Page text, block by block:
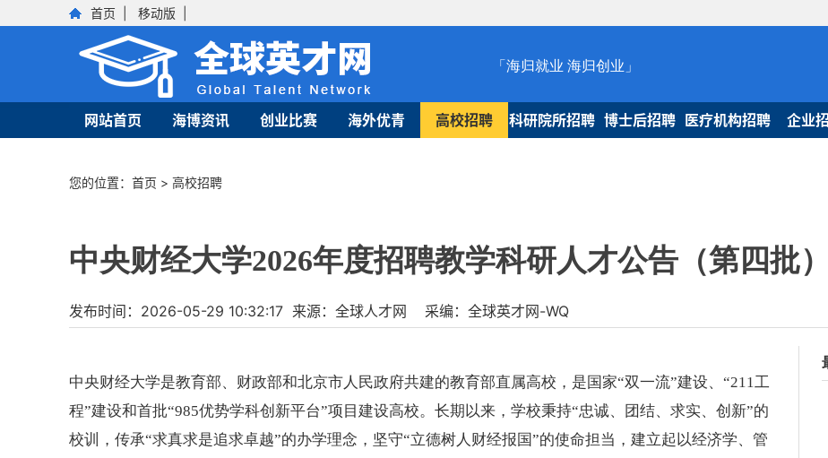
首页 移动版
「海归就业 海归创业」
网站首页 海博资讯 创业比赛 海外优青 高校招聘 科研院所招聘 博士后招聘 医疗机构招聘 企业
您的位置： 首页 > 高校招聘
中央财经大学2026年度招聘教学科研人才公告（第四批）
发布时间：2026-05-29 10:32:17 来源：全球人才网 采编：全球英才网-WQ
中央财经大学是教育部、财政部和北京市人民政府共建的教育部直属高校，是国家“双一流”建设、“211工
程”建设和首批“985优势学科创新平台”项目建设高校。长期以来，学校秉持“忠诚、团结、求实、创新”的
校训，传承“求真求是追求卓越”的办学理念，坚守“立德树人财经报国”的使命担当，建立起以经济学、管